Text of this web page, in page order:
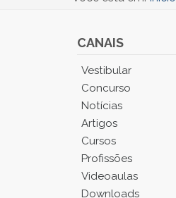
CANAIS
Você
está
Menu
Principal.
Pressione
TAB
e
depois
Vestibular
Concurso
Notícias
Artigos
Cursos
Profissões
Videoaulas
Downloads